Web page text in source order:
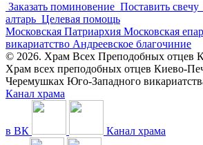
Заказать поминовение Поставить свечу
алтарь Целевая помощь
Московская Патриархия Московская
викариатство Андреевское благочиние
© 2026. Храм Всех Преподобных отцев
Храм всех преподобных отцев Киево-
Черемушках Юго-Западного
Канал храма
в ВК Канал храма